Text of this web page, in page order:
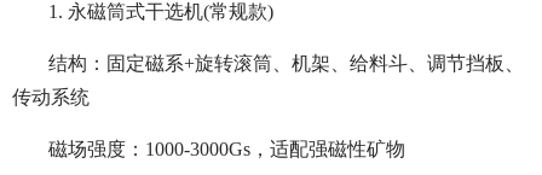
1. 永磁筒式干选机(常规款)
结构：固定磁系+旋转滚筒、机架、给料斗、调节挡板、
传动系统
磁场强度：1000-3000Gs，适配强磁性矿物